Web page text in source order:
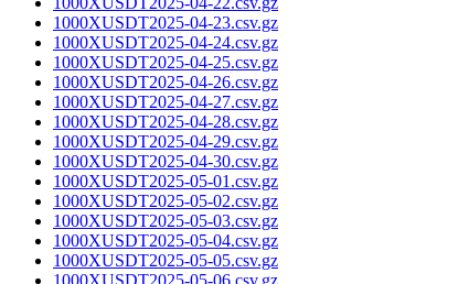
1000XUSDT2025-04-23.csv.gz
1000XUSDT2025-04-24.csv.gz
1000XUSDT2025-04-25.csv.gz
1000XUSDT2025-04-26.csv.gz
1000XUSDT2025-04-27.csv.gz
1000XUSDT2025-04-28.csv.gz
1000XUSDT2025-04-29.csv.gz
1000XUSDT2025-04-30.csv.gz
1000XUSDT2025-05-01.csv.gz
1000XUSDT2025-05-02.csv.gz
1000XUSDT2025-05-03.csv.gz
1000XUSDT2025-05-04.csv.gz
1000XUSDT2025-05-05.csv.gz
1000XUSDT2025-05-06.csv.gz